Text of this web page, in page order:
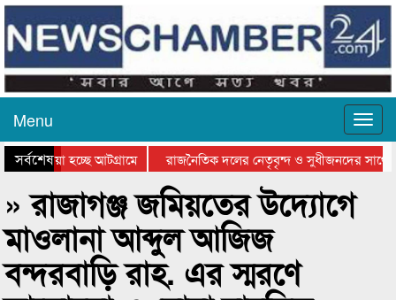
Menu
সর্বশেষ
যাওয়া হচ্ছে আটগ্রামে
রাজনৈতিক দলের নেতৃবৃন্দ ও সুধীজনদের সাথে
সিলেটে বাংলাদেশ গ্রুপ থিয়েটার ফেডারেশানের
» রাজাগঞ্জ জমিয়তের উদ্যোগে
মাওলানা আব্দুল আজিজ
বন্দরবাড়ি রাহ. এর স্মরণে